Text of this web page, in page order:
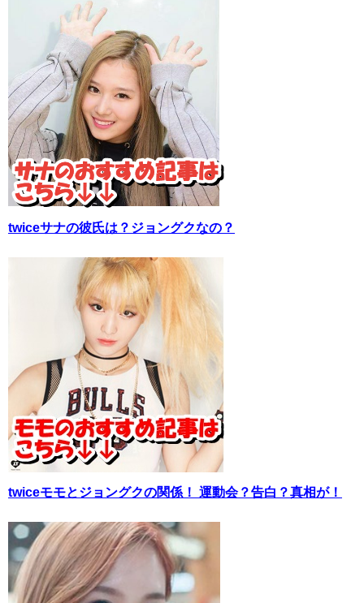
twiceサナの彼氏は？ジョングクなの？
twiceモモとジョングクの関係！ 運動会？告白？真相が！